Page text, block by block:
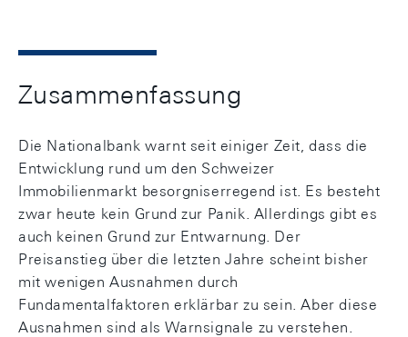
Zusammenfassung
Die Nationalbank warnt seit einiger Zeit, dass die
Entwicklung rund um den Schweizer
Immobilienmarkt besorgniserregend ist. Es besteht
zwar heute kein Grund zur Panik. Allerdings gibt es
auch keinen Grund zur Entwarnung. Der
Preisanstieg über die letzten Jahre scheint bisher
mit wenigen Ausnahmen durch
Fundamentalfaktoren erklärbar zu sein. Aber diese
Ausnahmen sind als Warnsignale zu verstehen.